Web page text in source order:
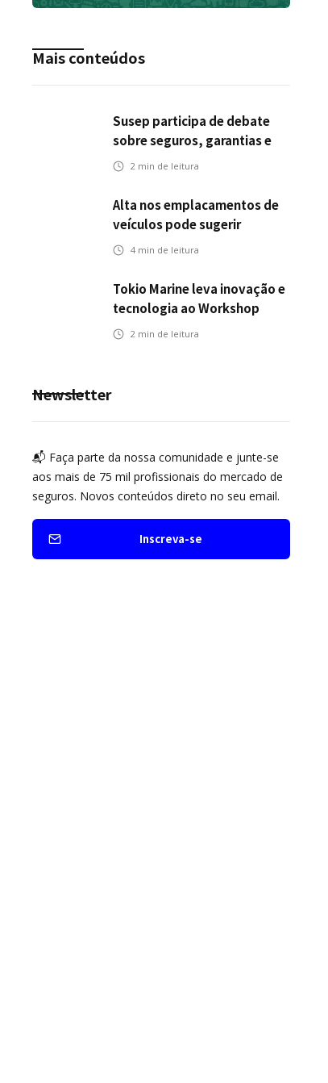
Mais conteúdos
Susep participa de debate
sobre seguros, garantias e
riscos em infraestrutura de
2 min de leitura
Alta nos emplacamentos de
veículos pode sugerir
oportunidades para o seguro
4 min de leitura
Tokio Marine leva inovação e
tecnologia ao Workshop
Integrativo da Poli-USP
2 min de leitura
Newsletter
📬 Faça parte da nossa comunidade e junte-se
aos mais de 75 mil profissionais do mercado de
seguros. Novos conteúdos direto no seu email.
Inscreva-se